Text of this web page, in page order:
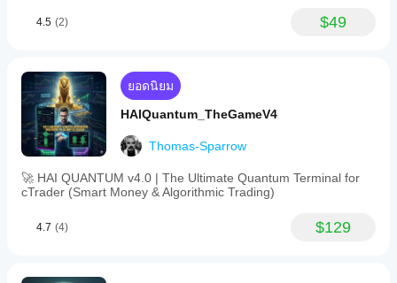
4.5 (2) $49
ยอดนิยม
HAIQuantum_TheGameV4
Thomas-Sparrow
🚀 HAI QUANTUM v4.0 | The Ultimate Quantum Terminal for
cTrader (Smart Money & Algorithmic Trading)
4.7 (4) $129